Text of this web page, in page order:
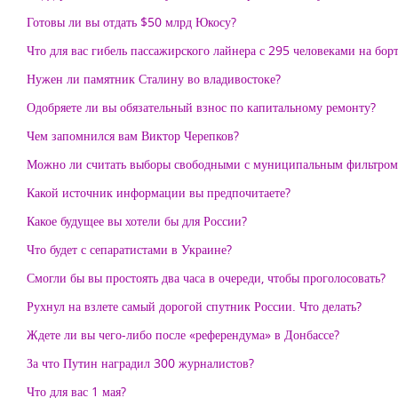
Готовы ли вы отдать $50 млрд Юкосу?
Что для вас гибель пассажирского лайнера с 295 человеками на
Нужен ли памятник Сталину во владивостоке?
Одобряете ли вы обязательный взнос по капитальному ремонту?
Чем запомнился вам Виктор Черепков?
Можно ли считать выборы свободными с муниципальным
Какой источник информации вы предпочитаете?
Какое будущее вы хотели бы для России?
Что будет с сепаратистами в Украине?
Смогли бы вы простоять два часа в очереди, чтобы проголосовать?
Рухнул на взлете самый дорогой спутник России. Что делать?
Ждете ли вы чего-либо после «референдума» в Донбассе?
За что Путин наградил 300 журналистов?
Что для вас 1 мая?